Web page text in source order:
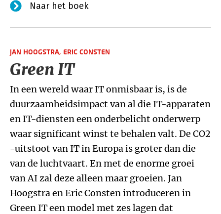
Naar het boek
JAN HOOGSTRA, ERIC CONSTEN
Green IT
In een wereld waar IT onmisbaar is, is de
duurzaamheidsimpact van al die IT-apparaten
en IT-diensten een onderbelicht onderwerp
waar significant winst te behalen valt. De CO2
-uitstoot van IT in Europa is groter dan die
van de luchtvaart. En met de enorme groei
van AI zal deze alleen maar groeien. Jan
Hoogstra en Eric Consten introduceren in
Green IT een model met zes lagen dat